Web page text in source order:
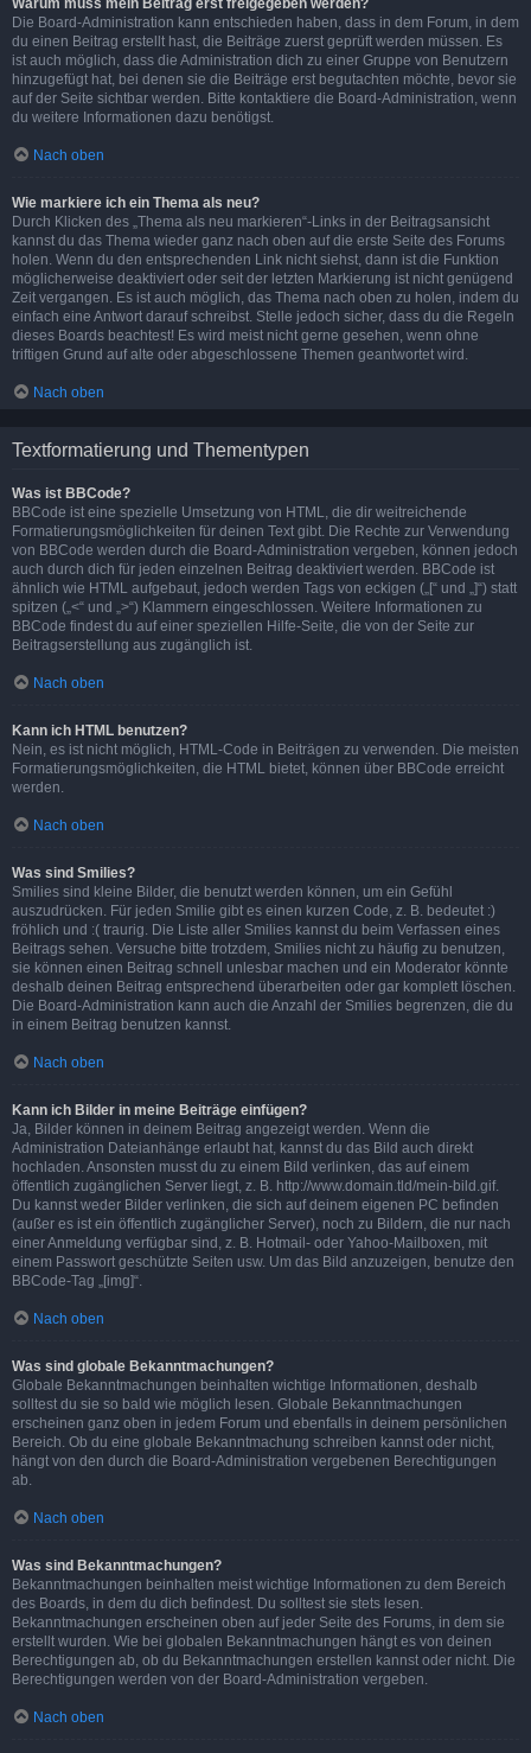
Warum muss mein Beitrag erst freigegeben werden?
Die Board-Administration kann entschieden haben, dass in dem Forum, in dem
du einen Beitrag erstellt hast, die Beiträge zuerst geprüft werden müssen. Es
ist auch möglich, dass die Administration dich zu einer Gruppe von Benutzern
hinzugefügt hat, bei denen sie die Beiträge erst begutachten möchte, bevor sie
auf der Seite sichtbar werden. Bitte kontaktiere die Board-Administration, wenn
du weitere Informationen dazu benötigst.
Nach oben
Wie markiere ich ein Thema als neu?
Durch Klicken des „Thema als neu markieren“-Links in der Beitragsansicht
kannst du das Thema wieder ganz nach oben auf die erste Seite des Forums
holen. Wenn du den entsprechenden Link nicht siehst, dann ist die Funktion
möglicherweise deaktiviert oder seit der letzten Markierung ist nicht genügend
Zeit vergangen. Es ist auch möglich, das Thema nach oben zu holen, indem du
einfach eine Antwort darauf schreibst. Stelle jedoch sicher, dass du die Regeln
dieses Boards beachtest! Es wird meist nicht gerne gesehen, wenn ohne
triftigen Grund auf alte oder abgeschlossene Themen geantwortet wird.
Nach oben
Textformatierung und Thementypen
Was ist BBCode?
BBCode ist eine spezielle Umsetzung von HTML, die dir weitreichende
Formatierungsmöglichkeiten für deinen Text gibt. Die Rechte zur Verwendung
von BBCode werden durch die Board-Administration vergeben, können jedoch
auch durch dich für jeden einzelnen Beitrag deaktiviert werden. BBCode ist
ähnlich wie HTML aufgebaut, jedoch werden Tags von eckigen („[“ und „]“) statt
spitzen („<“ und „>“) Klammern eingeschlossen. Weitere Informationen zu
BBCode findest du auf einer speziellen Hilfe-Seite, die von der Seite zur
Beitragserstellung aus zugänglich ist.
Nach oben
Kann ich HTML benutzen?
Nein, es ist nicht möglich, HTML-Code in Beiträgen zu verwenden. Die meisten
Formatierungsmöglichkeiten, die HTML bietet, können über BBCode erreicht
werden.
Nach oben
Was sind Smilies?
Smilies sind kleine Bilder, die benutzt werden können, um ein Gefühl
auszudrücken. Für jeden Smilie gibt es einen kurzen Code, z. B. bedeutet :)
fröhlich und :( traurig. Die Liste aller Smilies kannst du beim Verfassen eines
Beitrags sehen. Versuche bitte trotzdem, Smilies nicht zu häufig zu benutzen,
sie können einen Beitrag schnell unlesbar machen und ein Moderator könnte
deshalb deinen Beitrag entsprechend überarbeiten oder gar komplett löschen.
Die Board-Administration kann auch die Anzahl der Smilies begrenzen, die du
in einem Beitrag benutzen kannst.
Nach oben
Kann ich Bilder in meine Beiträge einfügen?
Ja, Bilder können in deinem Beitrag angezeigt werden. Wenn die
Administration Dateianhänge erlaubt hat, kannst du das Bild auch direkt
hochladen. Ansonsten musst du zu einem Bild verlinken, das auf einem
öffentlich zugänglichen Server liegt, z. B. http://www.domain.tld/mein-bild.gif.
Du kannst weder Bilder verlinken, die sich auf deinem eigenen PC befinden
(außer es ist ein öffentlich zugänglicher Server), noch zu Bildern, die nur nach
einer Anmeldung verfügbar sind, z. B. Hotmail- oder Yahoo-Mailboxen, mit
einem Passwort geschützte Seiten usw. Um das Bild anzuzeigen, benutze den
BBCode-Tag „[img]“.
Nach oben
Was sind globale Bekanntmachungen?
Globale Bekanntmachungen beinhalten wichtige Informationen, deshalb
solltest du sie so bald wie möglich lesen. Globale Bekanntmachungen
erscheinen ganz oben in jedem Forum und ebenfalls in deinem persönlichen
Bereich. Ob du eine globale Bekanntmachung schreiben kannst oder nicht,
hängt von den durch die Board-Administration vergebenen Berechtigungen
ab.
Nach oben
Was sind Bekanntmachungen?
Bekanntmachungen beinhalten meist wichtige Informationen zu dem Bereich
des Boards, in dem du dich befindest. Du solltest sie stets lesen.
Bekanntmachungen erscheinen oben auf jeder Seite des Forums, in dem sie
erstellt wurden. Wie bei globalen Bekanntmachungen hängt es von deinen
Berechtigungen ab, ob du Bekanntmachungen erstellen kannst oder nicht. Die
Berechtigungen werden von der Board-Administration vergeben.
Nach oben